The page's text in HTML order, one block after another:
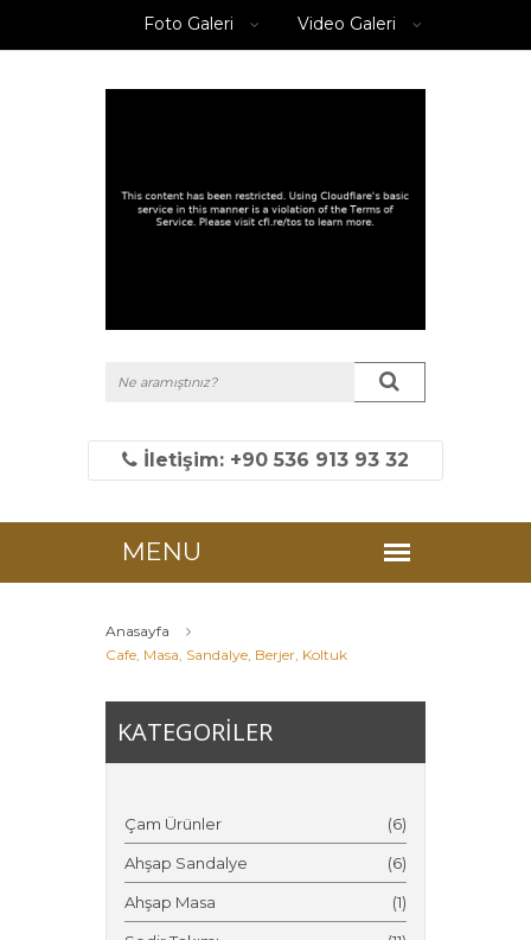
Foto Galeri Video Galeri
İletişim: +90 536 913 93 32
Anasayfa
Cafe, Masa, Sandalye, Berjer, Koltuk
KATEGORİLER
Çam Ürünler (6)
Ahşap Sandalye (6)
Ahşap Masa (1)